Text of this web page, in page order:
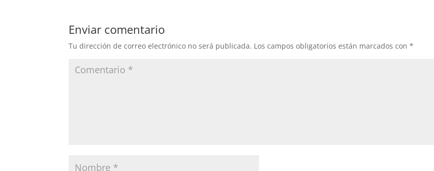
Enviar comentario
Tu dirección de correo electrónico no será publicada. Los campos obligatorios están marcados con*